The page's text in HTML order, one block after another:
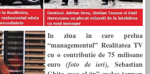
In ziua in care prelua
“managementul” Realitatea TV
cu o contributie de 75 milioane
euro (foto de ieri),
Sebastian